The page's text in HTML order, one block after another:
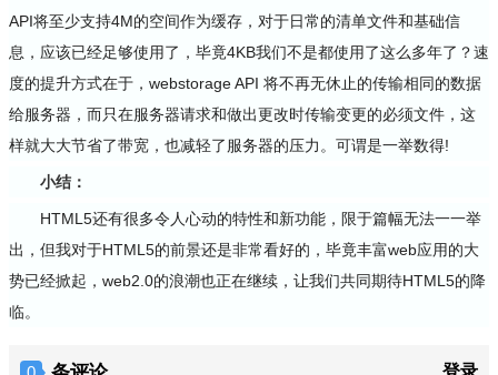
API将至少支持4M的空间作为缓存，对于日常的清单文件和基础信
息，应该已经足够使用了，毕竟4KB我们不是都使用了这么多年了？速
度的提升方式在于，webstorage API 将不再无休止的传输相同的数据
给服务器，而只在服务器请求和做出更改时传输变更的必须文件，这
样就大大节省了带宽，也减轻了服务器的压力。可谓是一举数得!
小结：
HTML5还有很多令人心动的特性和新功能，限于篇幅无法一一举
出，但我对于HTML5的前景还是非常看好的，毕竟丰富web应用的大
势已经掀起，web2.0的浪潮也正在继续，让我们共同期待HTML5的降
临。
登录